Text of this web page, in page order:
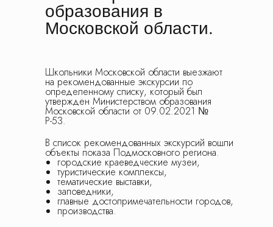
образования в
Московской области.
В список рекомендованных экскурсий вошли
объекты показа Подмосковного региона.
городские краеведческие музеи,
туристические комплексы,
тематические выставки,
заповедники,
главные достопримечательности городов,
производства.
Школьники Московской области выезжают
на рекомендованные экскурсии по
определенному списку, который был
утвержден Министерством образования
Московской области от 09.02.2021 №
Р-53.